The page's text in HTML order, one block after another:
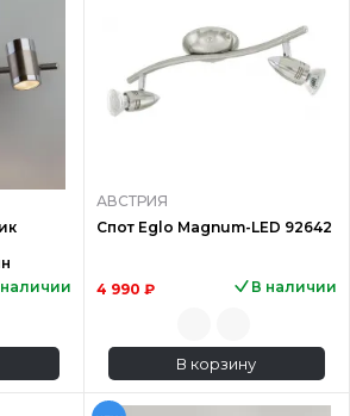
АВСТРИЯ
Спот Eglo Magnum-LED 92642
4 990 ₽ В наличии
В корзину